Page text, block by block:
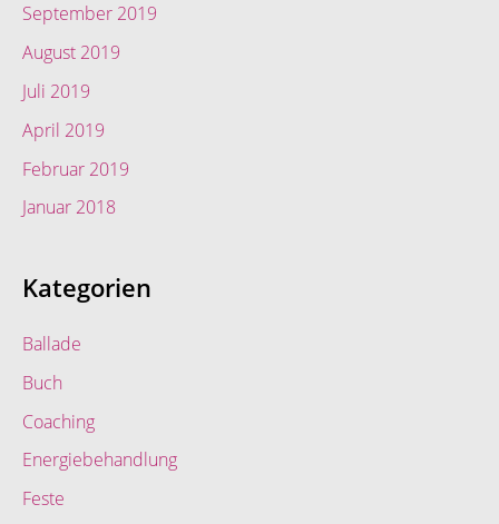
September 2019
August 2019
Juli 2019
April 2019
Februar 2019
Januar 2018
Kategorien
Ballade
Buch
Coaching
Energiebehandlung
Feste